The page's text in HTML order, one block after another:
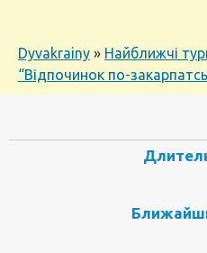
Dyvakrainy » Найближчі
“Відпочинок по-